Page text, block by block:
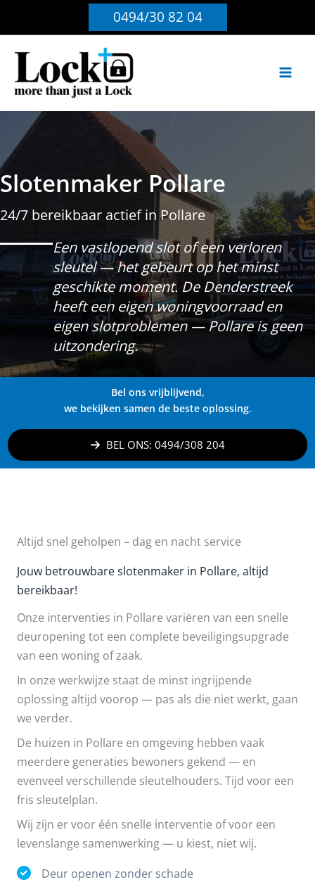
0494/30 82 04
Slotenmaker Pollare
24/7 bereikbaar actief in Pollare
Een vastlopend slot of een verloren
sleutel — het gebeurt op het minst
geschikte moment. De Denderstreek
heeft een eigen woningvoorraad en
eigen slotproblemen — Pollare is geen
uitzondering.
Bel ons vrijblijvend,
we bekijken samen de beste oplossing.
BEL ONS: 0494/308 204
Altijd snel geholpen – dag en nacht service
Jouw betrouwbare slotenmaker in Pollare, altijd
bereikbaar!
Onze interventies in Pollare variëren van een snelle
deuropening tot een complete beveiligingsupgrade
van een woning of zaak.
In onze werkwijze staat de minst ingrijpende
oplossing altijd voorop — pas als die niet werkt, gaan
we verder.
De huizen in Pollare en omgeving hebben vaak
meerdere generaties bewoners gekend — en
evenveel verschillende sleutelhouders. Tijd voor een
fris sleutelplan.
Wij zijn er voor één snelle interventie of voor een
levenslange samenwerking — u kiest, niet wij.
Deur openen zonder schade